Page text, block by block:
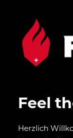
SPONSOREN
FAN-SHOP
TICKETS
Feel
Herzlich